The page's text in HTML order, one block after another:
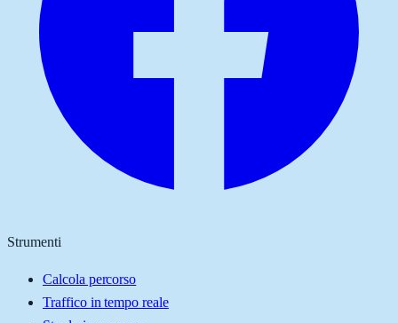
Strumenti
Calcola percorso
Traffico in tempo reale